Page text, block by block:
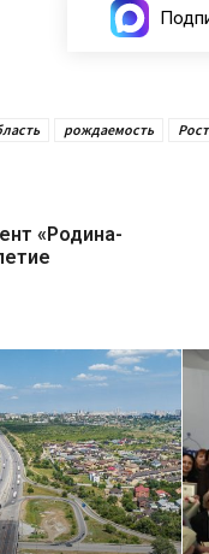
рождаемость
«Родина-